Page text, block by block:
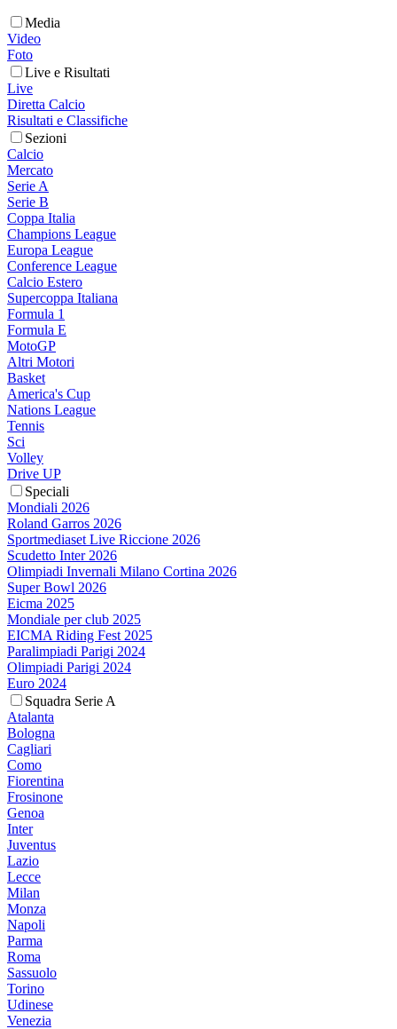
Media
Video
Foto
Live e Risultati
Live
Diretta Calcio
Risultati e Classifiche
Sezioni
Calcio
Mercato
Serie A
Serie B
Coppa Italia
Champions League
Europa League
Conference League
Calcio Estero
Supercoppa Italiana
Formula 1
Formula E
MotoGP
Altri Motori
Basket
America's Cup
Nations League
Tennis
Sci
Volley
Drive UP
Speciali
Mondiali 2026
Roland Garros 2026
Sportmediaset Live Riccione 2026
Scudetto Inter 2026
Olimpiadi Invernali Milano Cortina 2026
Super Bowl 2026
Eicma 2025
Mondiale per club 2025
EICMA Riding Fest 2025
Paralimpiadi Parigi 2024
Olimpiadi Parigi 2024
Euro 2024
Squadra Serie A
Atalanta
Bologna
Cagliari
Como
Fiorentina
Frosinone
Genoa
Inter
Juventus
Lazio
Lecce
Milan
Monza
Napoli
Parma
Roma
Sassuolo
Torino
Udinese
Venezia